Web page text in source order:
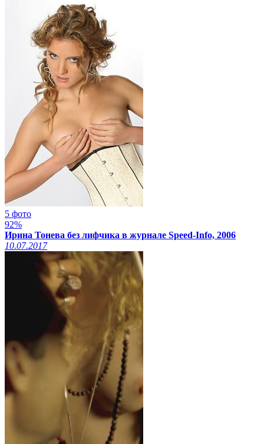
5 фото
92%
Ирина Тонева без лифчика в журнале Speed-Info, 2006
10.07.2017